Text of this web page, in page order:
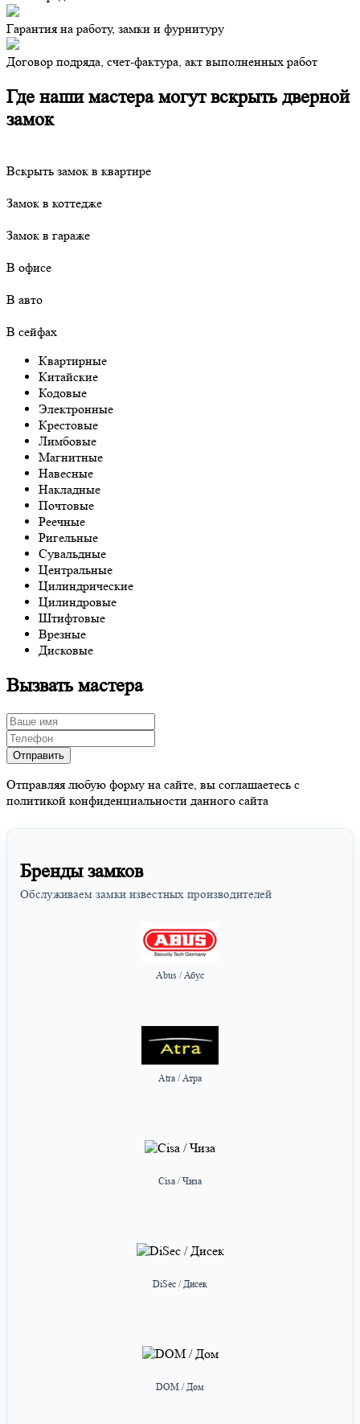
Гарантия на работу, замки и фурнитуру
Договор подряда, счет-фактура, акт выполненных работ
Где наши мастера могут вскрыть дверной
замок
Вскрыть замок в квартире
Замок в коттедже
Замок в гараже
В офисе
В авто
В сейфах
Квартирные
Китайские
Кодовые
Электронные
Крестовые
Лимбовые
Магнитные
Навесные
Накладные
Почтовые
Реечные
Ригельные
Сувальдные
Центральные
Цилиндрические
Цилиндровые
Штифтовые
Врезные
Дисковые
Вызвать мастера
Отправляя любую форму на сайте, вы соглашаетесь с
политикой конфиденциальности данного сайта
Бренды замков
Обслуживаем замки известных производителей
Abus / Абус
Atra / Атра
Cisa / Чиза
DiSec / Дисек
DOM / Дом